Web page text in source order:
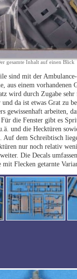
gesamte Inhalt auf einen Blick
sind mit der
einem vorhandenen
wird durch Zugabe
da ist etwas Grat zu
gewissenhaft arbeiten,
die Fenster gibt es
und die Hecktüren
dem Schreibtisch
nur noch relativ
Die Decals
Flecken getarnte